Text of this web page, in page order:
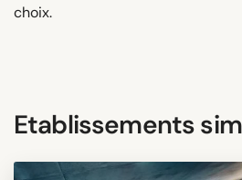
choix.
Etablissements